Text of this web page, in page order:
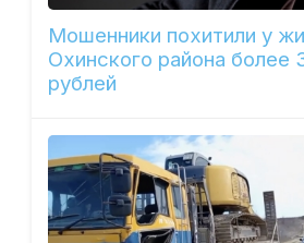
Мошенники похитили у
Охинского района более
рублей